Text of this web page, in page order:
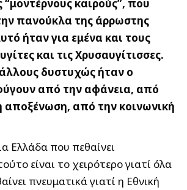
“μοντέρνους καιρούς”, που
πανούκλα της άρρωστης
ήταν για εμένα και τους
και τις Χρυσαυγίτισσες.
δυστυχώς ήταν ο
από την αφάνεια, από
αποξένωση, από την κοινωνική
Ελλάδα που πεθαίνει
είναι το χειρότερο γιατί όλα
πνευματικά γιατί η Εθνική